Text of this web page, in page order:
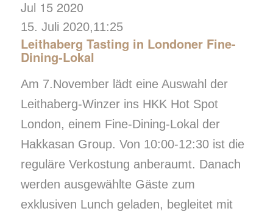
Jul 15 2020
15. Juli 2020,11:25
Leithaberg Tasting in Londoner Fine-
Dining-Lokal
Am 7.November lädt eine Auswahl der
Leithaberg-Winzer ins HKK Hot Spot
London, einem Fine-Dining-Lokal der
Hakkasan Group. Von 10:00-12:30 ist die
reguläre Verkostung anberaumt. Danach
werden ausgewählte Gäste zum
exklusiven Lunch geladen, begleitet mit